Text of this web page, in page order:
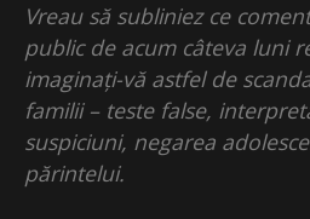
Vreau să subliniez ce
public de acum câteva luni
imaginați-vă astfel de
familii – teste false,
suspiciuni, negarea
părintelui.